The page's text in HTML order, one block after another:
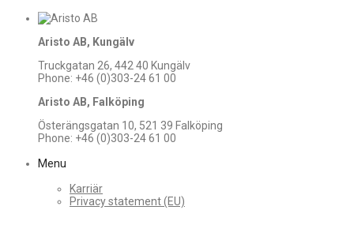
Aristo AB, Kungälv
Truckgatan 26, 442 40 Kungälv
Phone: +46 (0)303-24 61 00
Aristo AB, Falköping
Österängsgatan 10, 521 39 Falköping
Phone: +46 (0)303-24 61 00
Menu
Karriär
Privacy statement (EU)